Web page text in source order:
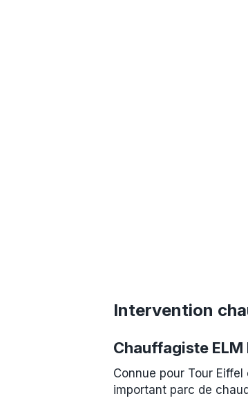
Intervention
Chauffagiste
Connue pour Tour
important parc de